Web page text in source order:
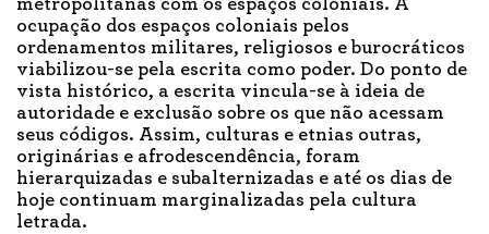
metropolitanas com os espaços coloniais. A
ocupação dos espaços coloniais pelos
ordenamentos militares, religiosos e burocráticos
viabilizou-se pela escrita como poder. Do ponto de
vista histórico, a escrita vincula-se à ideia de
autoridade e exclusão sobre os que não acessam
seus códigos. Assim, culturas e etnias outras,
originárias e afrodescendência, foram
hierarquizadas e subalternizadas e até os dias de
hoje continuam marginalizadas pela cultura
letrada.